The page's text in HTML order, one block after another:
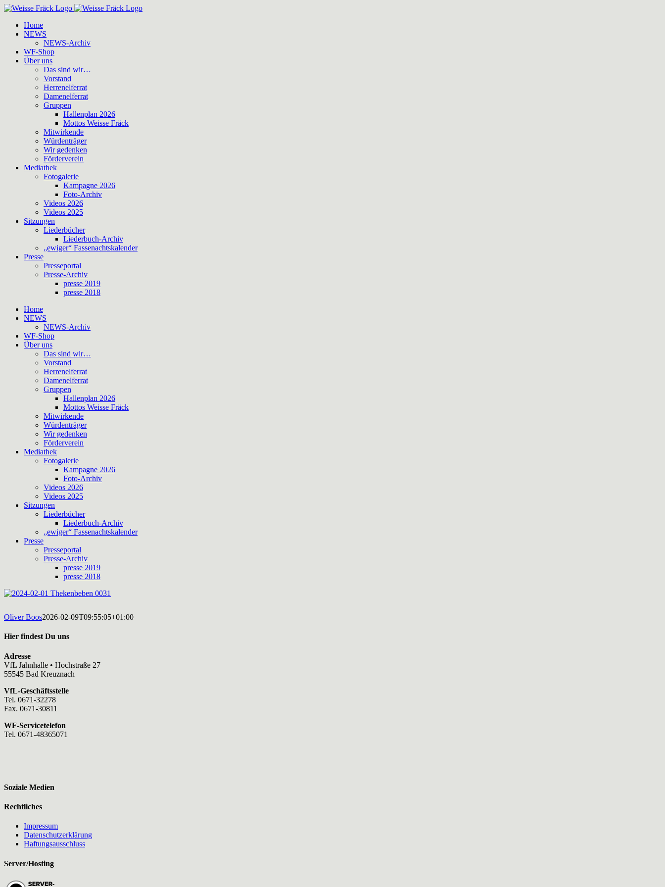
Zum
springenHome
NEWS
NEWS-Archiv
WF-Shop
Über uns
Das sind wir…
Vorstand
Herrenelferrat
Damenelferrat
Gruppen
Hallenplan 2026
Mottos Weisse Fräck
Mitwirkende
Würdenträger
Wir gedenken
Förderverein
Mediathek
Fotogalerie
Kampagne 2026
Foto-Archiv
Videos 2026
Videos 2025
Sitzungen
Liederbücher
Liederbuch-Archiv
„ewiger“ Fassenachtskalender
Presse
Presseportal
Presse-Archiv
presse 2019
presse 2018
Home
NEWS
NEWS-Archiv
WF-Shop
Über uns
Das sind wir…
Vorstand
Herrenelferrat
Damenelferrat
Gruppen
Hallenplan 2026
Mottos Weisse Fräck
Mitwirkende
Würdenträger
Wir gedenken
Förderverein
Mediathek
Fotogalerie
Kampagne 2026
Foto-Archiv
Videos 2026
Videos 2025
Sitzungen
Liederbücher
Liederbuch-Archiv
„ewiger“ Fassenachtskalender
Presse
Presseportal
Presse-Archiv
presse 2019
presse 2018
Oliver Boos2026-02-09T09:55:05+01:00
Hier findest Du uns
Adresse
VfL Jahnhalle • Hochstraße 27
55545 Bad Kreuznach
VfL-Geschäftsstelle
Tel. 0671-32278
Fax. 0671-30811
WF-Servicetelefon
Tel. 0671-48365071
Soziale Medien
Rechtliches
Impressum
Datenschutzerklärung
Haftungsausschluss
Server/Hosting